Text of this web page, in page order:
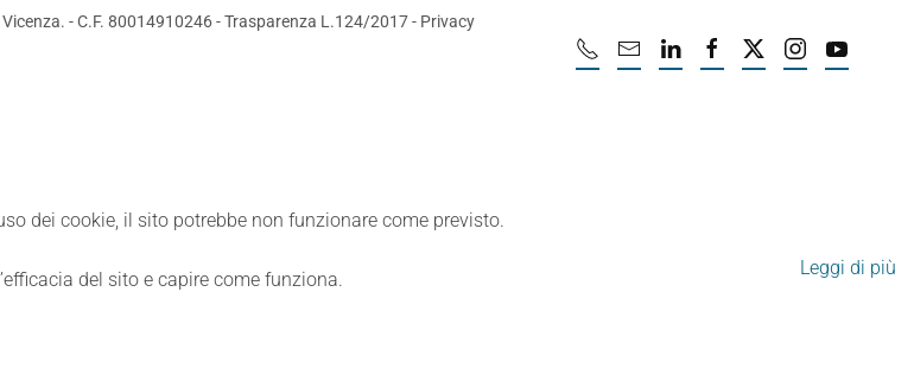
- C.F. 80014910246 -Trasparenza L.124/2017- Privacy
dei cookie, il sito potrebbe non funzionare come previsto.
Leggi di più
del sito e capire come funziona.